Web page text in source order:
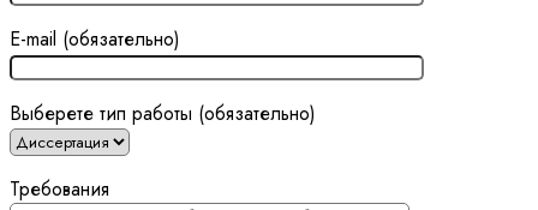
E-mail (обязательно)
Выберете тип работы (обязательно)
Требования